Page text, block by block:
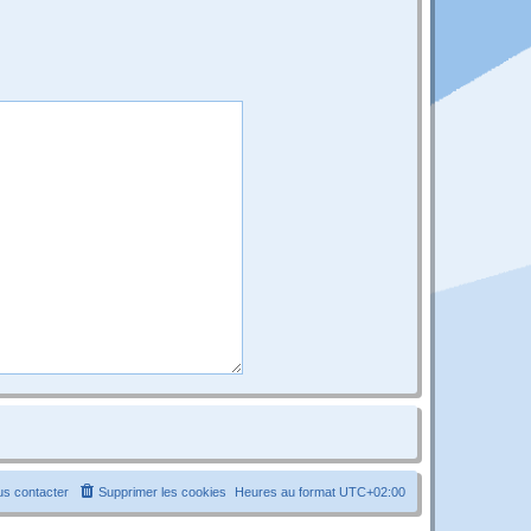
Heures au format UTC+02:00
Supprimer les cookies
contacter